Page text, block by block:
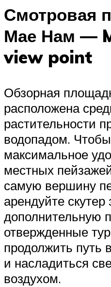
Смотровая
Мае Нам —
view point
Обзорная
расположена
растительности
водопадом.
максимальное
местных
самую вершину
арендуйте скутер
дополнительную
отвержденные
продолжить путь
и насладиться
воздухом.